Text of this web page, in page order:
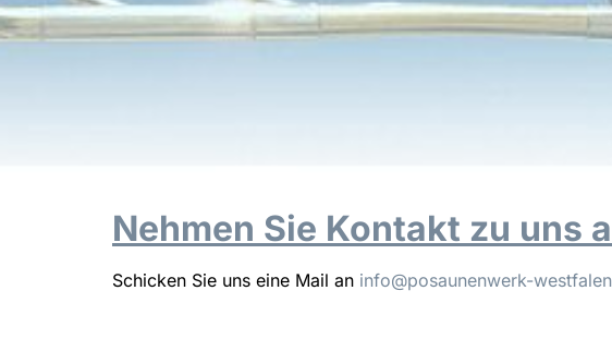
Nehmen Sie Kontakt zu uns
Schicken Sie uns eine Mail an info@posaunenwerk-